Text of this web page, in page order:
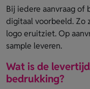
Bij iedere aanvraag of
digitaal voorbeeld. Zo
logo eruitziet. Op
sample leveren.
Wat is de
bedrukking?